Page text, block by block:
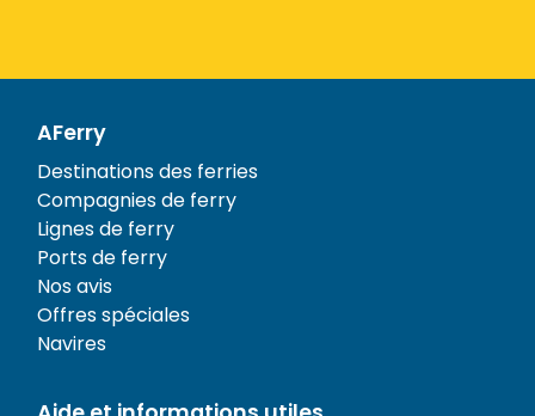
AFerry
Destinations des ferries
Compagnies de ferry
Lignes de ferry
Ports de ferry
Nos avis
Offres spéciales
Navires